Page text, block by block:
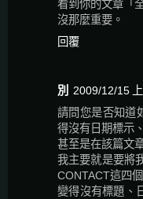
看到你的文章「
沒那麼重要。
回覆
別
2009/12/15
請問您是否知道
得沒有日期標示
甚至是在該篇文
我主要就是要將
CONTACT這四
變得沒有標題、